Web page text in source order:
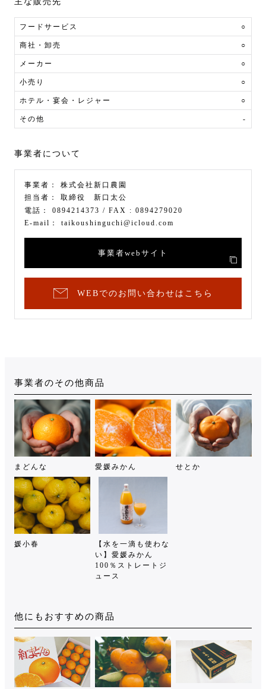
フードサービス ○
商社・卸売 ○
メーカー ○
小売り ○
ホテル・宴会・レジャー ○
その他 -
事業者について
事業者： 株式会社新口農園
担当者： 取締役 新口太公
電話： 0894214373 / FAX : 0894279020
E-mail： taikoushinguchi@icloud.com
事業者webサイト
WEBでのお問い合わせはこちら
事業者のその他商品
まどんな 愛媛みかん せとか
媛小春
【水を一滴も使わな
い】愛媛みかん
100％ストレートジ
ュース
他にもおすすめの商品